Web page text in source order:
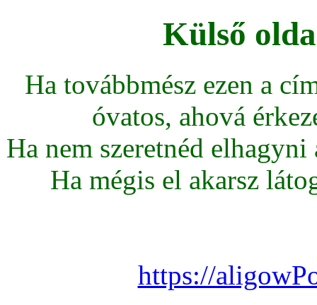
Külső
Ha továbbmész ezen a
óvatos, ahová
Ha nem szeretnéd
Ha mégis el akarsz
https://